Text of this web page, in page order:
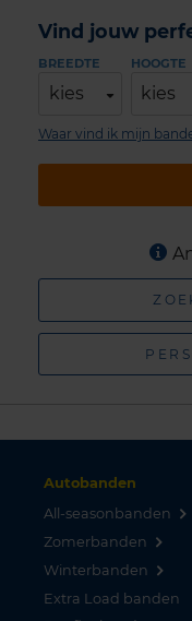
Vind jouw
BREEDTE
kies
HOOGTE
kies
Waar vind ik mijn
Autobanden
All-seasonbanden
Zomerbanden
Winterbanden
Extra Load banden